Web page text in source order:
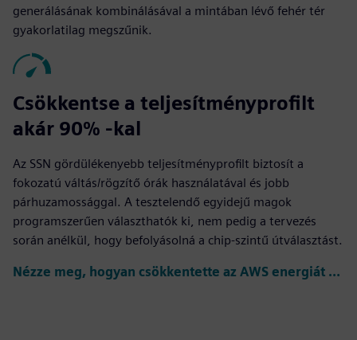
generálásának kombinálásával a mintában lévő fehér tér
gyakorlatilag megszűnik.
Csökkentse a teljesítményprofilt
akár 90% -kal
Az SSN gördülékenyebb teljesítményprofilt biztosít a
fokozatú váltás/rögzítő órák használatával és jobb
párhuzamossággal. A tesztelendő egyidejű magok
programszerűen választhatók ki, nem pedig a tervezés
során anélkül, hogy befolyásolná a chip-szintű útválasztást.
Nézze meg, hogyan csökkentette az AWS energiát az SSN segítségével